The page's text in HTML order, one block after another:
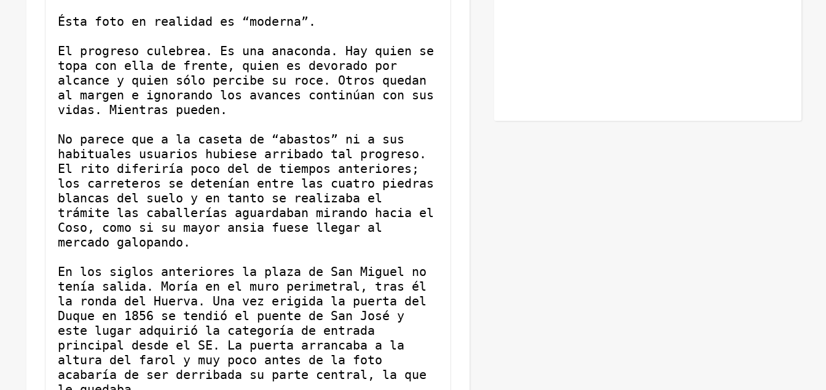
Ésta foto en realidad es “moderna”.
El progreso culebrea. Es una anaconda. Hay quien se
topa con ella de frente, quien es devorado por
alcance y quien sólo percibe su roce. Otros quedan
al margen e ignorando los avances continúan con sus
vidas. Mientras pueden.
No parece que a la caseta de “abastos” ni a sus
habituales usuarios hubiese arribado tal progreso.
El rito diferiría poco del de tiempos anteriores;
los carreteros se detenían entre las cuatro piedras
blancas del suelo y en tanto se realizaba el
trámite las caballerías aguardaban mirando hacia el
Coso, como si su mayor ansia fuese llegar al
mercado galopando.
En los siglos anteriores la plaza de San Miguel no
tenía salida. Moría en el muro perimetral, tras él
la ronda del Huerva. Una vez erigida la puerta del
Duque en 1856 se tendió el puente de San José y
este lugar adquirió la categoría de entrada
principal desde el SE. La puerta arrancaba a la
altura del farol y muy poco antes de la foto
acabaría de ser derribada su parte central, la que